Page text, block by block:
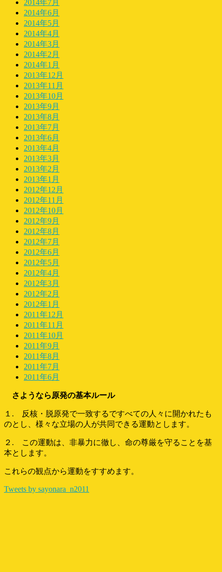
2014年7月
2014年6月
2014年5月
2014年4月
2014年3月
2014年2月
2014年1月
2013年12月
2013年11月
2013年10月
2013年9月
2013年8月
2013年7月
2013年6月
2013年4月
2013年3月
2013年2月
2013年1月
2012年12月
2012年11月
2012年10月
2012年9月
2012年8月
2012年7月
2012年6月
2012年5月
2012年4月
2012年3月
2012年2月
2012年1月
2011年12月
2011年11月
2011年10月
2011年9月
2011年8月
2011年7月
2011年6月
さようなら原発の基本ルール
１. 反核・脱原発で一致するですべての人々に開かれたも
のとし、様々な立場の人が共同できる運動とします。
２. この運動は、非暴力に徹し、命の尊厳を守ることを基
本とします。
これらの観点から運動をすすめます。
Tweets by sayonara_n2011